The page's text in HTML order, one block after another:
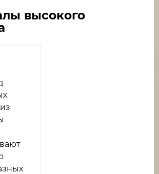
высокого